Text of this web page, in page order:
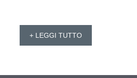
+ LEGGI TUTTO